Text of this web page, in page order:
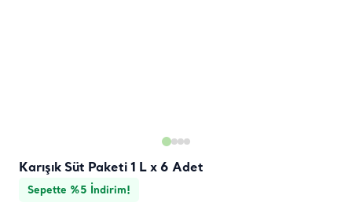
Karışık Süt Paketi 1 L x 6 Adet
Sepette %5 İndirim!